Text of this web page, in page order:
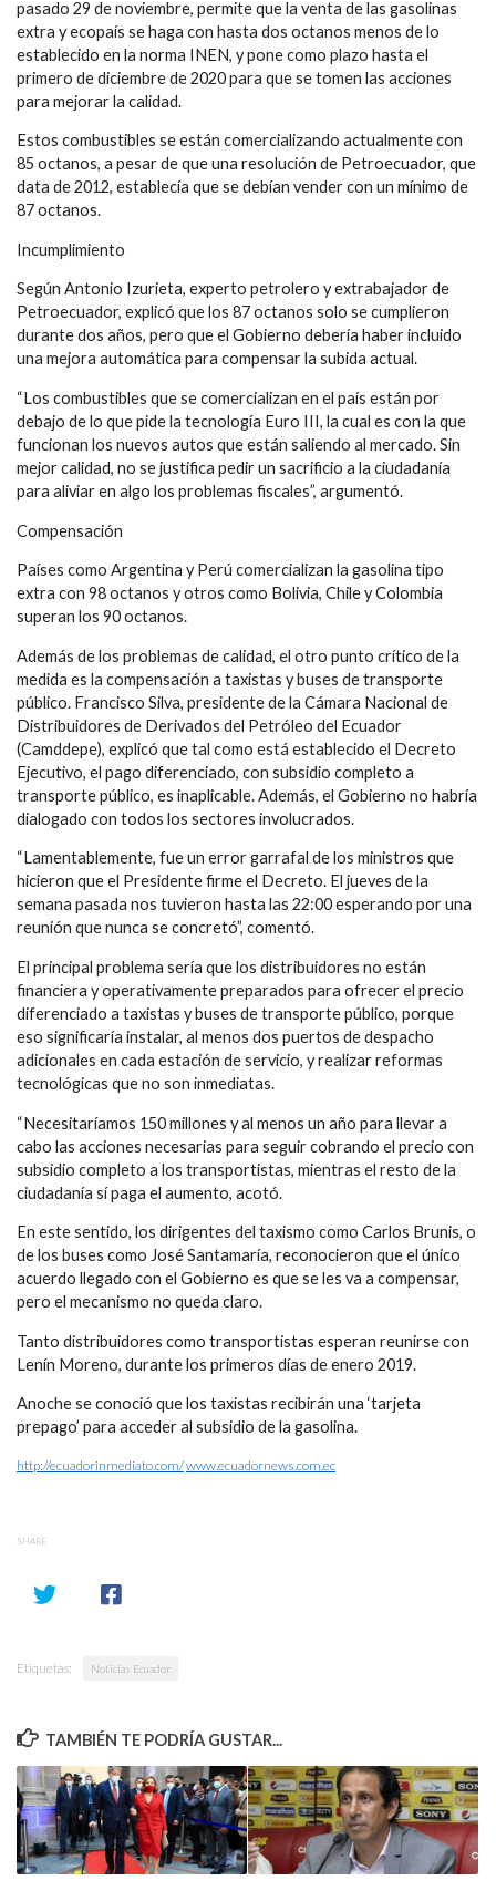
pasado 29 de noviembre, permite que la venta de las gasolinas
extra y ecopaís se haga con hasta dos octanos menos de lo
establecido en la norma INEN, y pone como plazo hasta el
primero de diciembre de 2020 para que se tomen las acciones
para mejorar la calidad.
Estos combustibles se están comercializando actualmente con
85 octanos, a pesar de que una resolución de Petroecuador, que
data de 2012, establecía que se debían vender con un mínimo de
87 octanos.
Incumplimiento
Según Antonio Izurieta, experto petrolero y extrabajador de
Petroecuador, explicó que los 87 octanos solo se cumplieron
durante dos años, pero que el Gobierno debería haber incluido
una mejora automática para compensar la subida actual.
“Los combustibles que se comercializan en el país están por
debajo de lo que pide la tecnología Euro III, la cual es con la que
funcionan los nuevos autos que están saliendo al mercado. Sin
mejor calidad, no se justifica pedir un sacrificio a la ciudadanía
para aliviar en algo los problemas fiscales”, argumentó.
Compensación
Países como Argentina y Perú comercializan la gasolina tipo
extra con 98 octanos y otros como Bolivia, Chile y Colombia
superan los 90 octanos.
Además de los problemas de calidad, el otro punto crítico de la
medida es la compensación a taxistas y buses de transporte
público. Francisco Silva, presidente de la Cámara Nacional de
Distribuidores de Derivados del Petróleo del Ecuador
(Camddepe), explicó que tal como está establecido el Decreto
Ejecutivo, el pago diferenciado, con subsidio completo a
transporte público, es inaplicable. Además, el Gobierno no habría
dialogado con todos los sectores involucrados.
“Lamentablemente, fue un error garrafal de los ministros que
hicieron que el Presidente firme el Decreto. El jueves de la
semana pasada nos tuvieron hasta las 22:00 esperando por una
reunión que nunca se concretó”, comentó.
El principal problema sería que los distribuidores no están
financiera y operativamente preparados para ofrecer el precio
diferenciado a taxistas y buses de transporte público, porque
eso significaría instalar, al menos dos puertos de despacho
adicionales en cada estación de servicio, y realizar reformas
tecnológicas que no son inmediatas.
“Necesitaríamos 150 millones y al menos un año para llevar a
cabo las acciones necesarias para seguir cobrando el precio con
subsidio completo a los transportistas, mientras el resto de la
ciudadanía sí paga el aumento, acotó.
En este sentido, los dirigentes del taxismo como Carlos Brunis, o
de los buses como José Santamaría, reconocieron que el único
acuerdo llegado con el Gobierno es que se les va a compensar,
pero el mecanismo no queda claro.
Tanto distribuidores como transportistas esperan reunirse con
Lenín Moreno, durante los primeros días de enero 2019.
Anoche se conoció que los taxistas recibirán una ‘tarjeta
prepago’ para acceder al subsidio de la gasolina.
http://ecuadorinmediato.com/www.ecuadornews.com.ec
SHARE
Etiquetas: Noticias Ecuador
TAMBIÉN TE PODRÍA GUSTAR...